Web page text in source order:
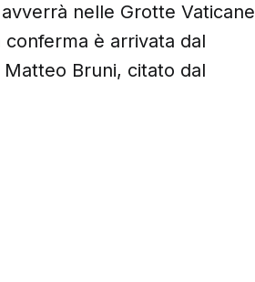
nelle Grotte Vaticane
conferma è arrivata dal
Bruni, citato dal